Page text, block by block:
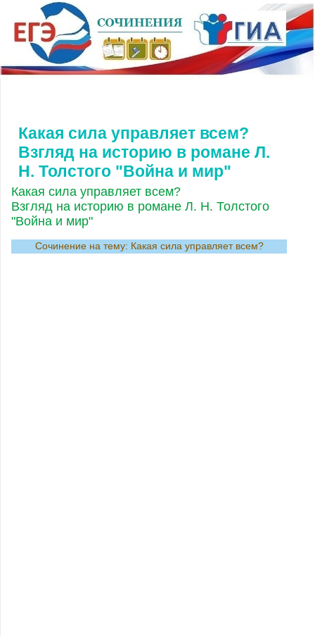
Какая сила управляет всем?
Взгляд на историю в романе Л.
H. Толстого "Война и мир"
Какая сила управляет всем?
Взгляд на историю в романе Л. H. Толстого
"Война и мир"
Сочинение на тему: Какая сила управляет всем?